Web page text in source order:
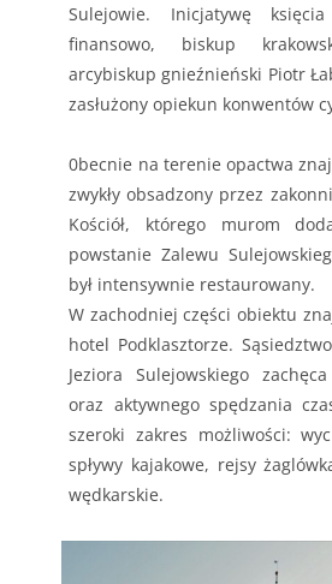
Sulejowie. Inicjatywę
finansowo, biskup
arcybiskup gnieźnieński Piotr
zasłużony opiekun konwentów
0becnie na terenie opactwa
zwykły obsadzony przez
Kościół, którego murom
powstanie Zalewu
był intensywnie restaurowany.
W zachodniej części obiektu
hotel Podklasztorze.
Jeziora Sulejowskiego
oraz aktywnego spędzania
szeroki zakres możliwości:
spływy kajakowe, rejsy
wędkarskie.